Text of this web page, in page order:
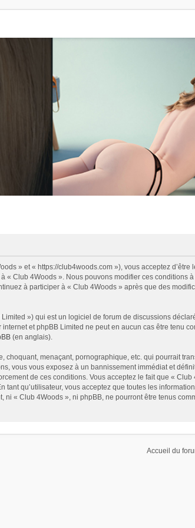
» et « https://club4woods.com »), vous acceptez
Club 4Woods ». Nous pouvons modifier ces conditions
à participer à « Club 4Woods » après que des
») qui est un logiciel de forum de discussions
et phpBB Limited ne peut en aucun cas être tenu
(en anglais).
menaçant, pornographique, etc. qui pourrait
vous vous exposez à un bannissement immédiat et
de ces conditions. Vous acceptez le fait que «
tant qu’utilisateur, vous acceptez que toutes les
« Club 4Woods », ni phpBB, ne pourront être tenus
Accueil du